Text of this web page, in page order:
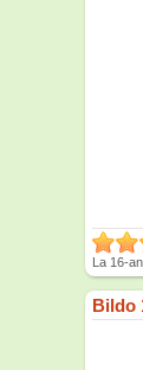
La 16-
Bildo